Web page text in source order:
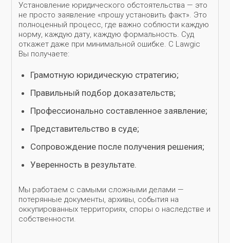
Установление юридического обстоятельства — это
не просто заявление «прошу установить факт». Это
полноценный процесс, где важно соблюсти каждую
норму, каждую дату, каждую формальность. Суд
откажет даже при минимальной ошибке. С Lawgic
Вы получаете:
Грамотную юридическую стратегию;
Правильный подбор доказательств;
Профессионально составленное заявление;
Представительство в суде;
Сопровождение после получения решения;
Уверенность в результате.
Мы работаем с самыми сложными делами —
потерянные документы, архивы, события на
оккупированных территориях, споры о наследстве и
собственности.